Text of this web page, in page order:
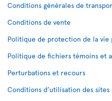
Conditions générales de
Conditions de vente
Politique de protection de la vie
Politique de fichiers témoins et
Perturbations et recours
Conditions d’utilisation des sites